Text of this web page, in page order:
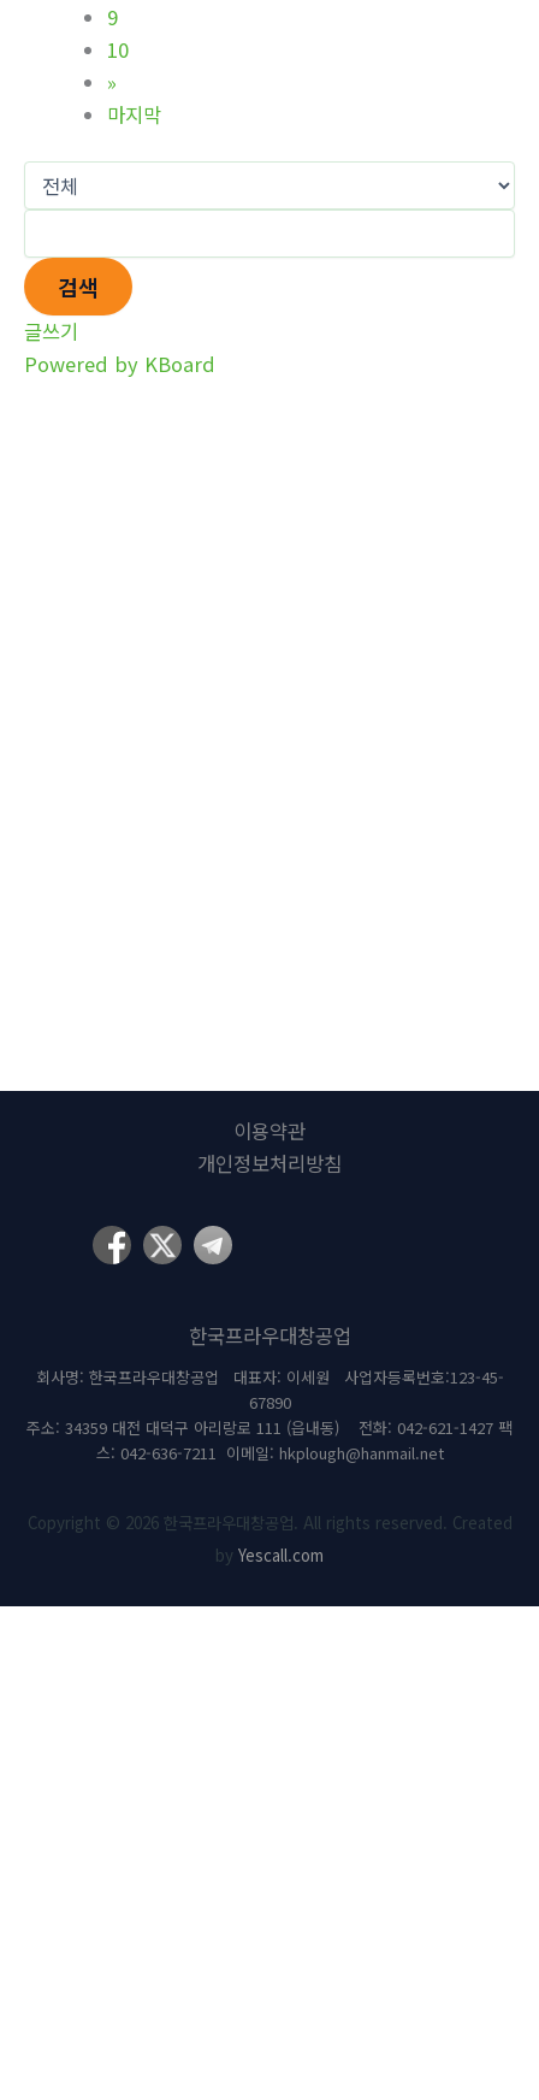
9
10
»
마지막
검색
글쓰기
Powered by KBoard
이용약관
개인정보처리방침
한국프라우대창공업
회사명: 한국프라우대창공업 대표자: 이세원 사업자등록번호:123-45-
67890
주소: 34359 대전 대덕구 아리랑로 111 (읍내동) 전화: 042-621-1427 팩
스: 042-636-7211 이메일: hkplough@hanmail.net
Copyright © 2026 한국프라우대창공업. All rights reserved. Created
by Yescall.com